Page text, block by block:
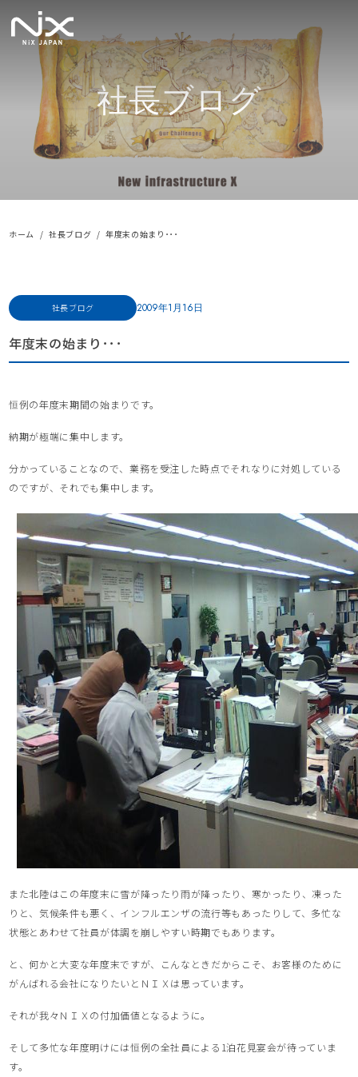
社長ブログ
ホーム 社長ブログ 年度末の始まり･･･
社長ブログ 2009年1月16日
年度末の始まり･･･
恒例の年度末期間の始まりです。
納期が極端に集中します。
分かっていることなので、業務を受注した時点でそれなりに対処している
のですが、それでも集中します。
また北陸はこの年度末に雪が降ったり雨が降ったり、寒かったり、凍った
りと、気候条件も悪く、インフルエンザの流行等もあったりして、多忙な
状態とあわせて社員が体調を崩しやすい時期でもあります。
と、何かと大変な年度末ですが、こんなときだからこそ、お客様のために
がんばれる会社になりたいとＮＩＸは思っています。
それが我々ＮＩＸの付加価値となるように。
そして多忙な年度明けには恒例の全社員による1泊花見宴会が待っていま
す。